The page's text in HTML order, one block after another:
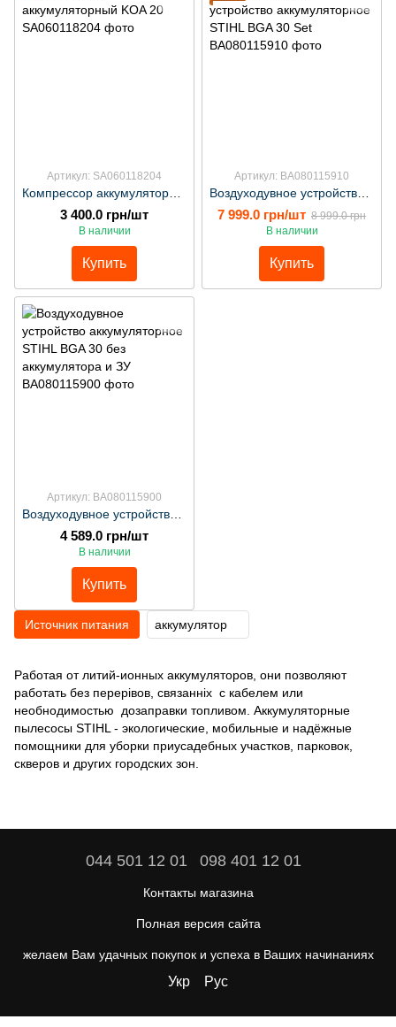
Артикул: SA060118204
3 400.0 грн/шт
В наличии
Купить
Артикул: ВА080115910
7 999.0 грн/шт 8 999.0 грн
В наличии
Купить
Артикул: ВА080115900
4 589.0 грн/шт
В наличии
Купить
Работая от литий-ионных аккумуляторов, они позволяют
работать без перерівов, связанніх с кабелем или
необнодимостью дозаправки топливом. Аккумуляторные
пылесосы STIHL - экологические, мобильные и надёжные
помощники для уборки приусадебных участков, парковок,
скверов и других городских зон.
Источник питания аккумулятор
044 501 12 01 098 401 12 01
Контакты магазина
Полная версия сайта
желаем Вам удачных покупок и успеха в Ваших начинаниях
Укр Рус